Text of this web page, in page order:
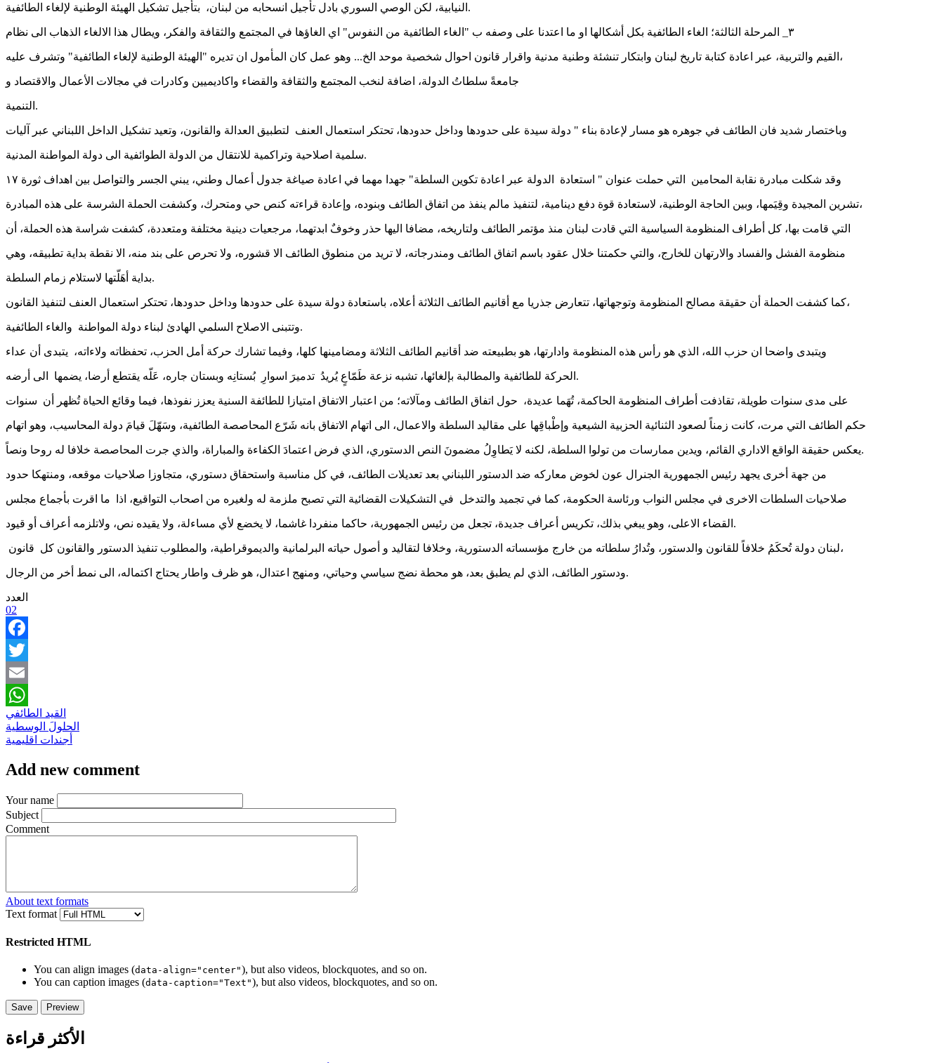
النيابية، لكن الوصي السوري بادل تأجيل انسحابه من لبنان، بتأجيل تشكيل الهيئة الوطنية لإلغاء الطائفية.
٣_ المرحلة الثالثة؛ الغاء الطائفية بكل أشكالها او ما اعتدنا على وصفه ب "الغاء الطائفية من النفوس" اي الغاؤها في المجتمع والثقافة والفكر، ويطال هذا الالغاء الذهاب الى نظام
القيم والتربية، عبر اعادة كتابة تاريخ لبنان وابتكار تنشئة وطنية مدنية واقرار قانون احوال شخصية موحد الخ... وهو عمل كان المأمول ان تديره "الهيئة الوطنية لإلغاء الطائفية" وتشرف عليه،
جامعةً سلطاتُ الدولة، اضافة لنخب المجتمع والثقافة والقضاء واكاديميين وكادرات في مجالات الأعمال والاقتصاد و
التنمية.
وباختصار شديد فان الطائف في جوهره هو مسار لإعادة بناء " دولة سيدة على حدودها وداخل حدودها، تحتكر استعمال العنف لتطبيق العدالة والقانون، وتعيد تشكيل الداخل اللبناني عبر آليات
سلمية اصلاحية وتراكمية للانتقال من الدولة الطوائفية الى دولة المواطنة المدنية.
وقد شكلت مبادرة نقابة المحامين التي حملت عنوان " استعادة الدولة عبر اعادة تكوين السلطة" جهدا مهما في اعادة صياغة جدول أعمال وطني، يبني الجسر والتواصل بين اهداف ثورة ١٧
تشرين المجيدة وقِيَمها، وبين الحاجة الوطنية، لاستعادة قوة دفع دينامية، لتنفيذ مالم ينفذ من اتفاق الطائف وبنوده، وإعادة قراءته كنص حي ومتحرك، وكشفت الحملة الشرسة على هذه المبادرة،
التي قامت بها، كل أطراف المنظومة السياسية التي قادت لبنان منذ مؤتمر الطائف ولتاريخه، مضافا اليها حذر وخوفٌ ابدتهما، مرجعيات دينية مختلفة ومتعددة، كشفت شراسة هذه الحملة، أن
منظومة الفشل والفساد والارتهان للخارج، والتي حكمتنا خلال عقود باسم اتفاق الطائف ومندرجاته، لا تريد من منطوق الطائف الا قشوره، ولا تحرص على بند منه، الا نقطة بداية تطبيقه، وهي
بداية أهَلّتها لاستلام زمام السلطة.
كما كشفت الحملة أن حقيقة مصالح المنظومة وتوجهاتها، تتعارض جذريا مع أقانيم الطائف الثلاثة أعلاه، باستعادة دولة سيدة على حدودها وداخل حدودها، تحتكر استعمال العنف لتنفيذ القانون،
وتتبنى الاصلاح السلمي الهادئ لبناء دولة المواطنة والغاء الطائفية.
ويتبدى واضحا ان حزب الله، الذي هو رأس هذه المنظومة وادارتها، هو بطبيعته ضد أقانيم الطائف الثلاثة ومضامينها كلها، وفيما تشارك حركة أمل الحزب، تحفظاته ولاءاته، يتبدى أن عداء
الحركة للطائفية والمطالبة بإلغائها، تشبه نزعة طَمّاعٍ يُريدُ تدميرَ اسوارِ بُستانِه وبستان جاره، عَلّه يقتطع أرضا، يضمها الى أرضه.
على مدى سنوات طويلة، تقاذفت أطراف المنظومة الحاكمة، تُهَما عديدة، حول اتفاق الطائف ومآلاته؛ من اعتبار الاتفاق امتيازا للطائفة السنية يعزز نفوذها، فيما وقائع الحياة تُظهر أن سنوات
حكم الطائف التي مرت، كانت زمناً لصعود الثنائية الحزبية الشيعية وإطْباقِها على مقاليد السلطة والاعمال، الى اتهام الاتفاق بانه شَرّع المحاصصة الطائفية، وسَهّلَ قيامَ دولة المحاسيب، وهو اتهام
يعكس حقيقة الواقع الاداري القائم، ويدين ممارسات من تولوا السلطة، لكنه لا يَطاوِلُ مضمونَ النص الدستوري، الذي فرض اعتمادَ الكفاءة والمباراة، والذي جرت المحاصصة خلافا له روحا ونصاً.
من جهة أخرى يجهد رئيس الجمهورية الجنرال عون لخوض معاركه ضد الدستور اللبناني بعد تعديلات الطائف، في كل مناسبة واستحقاق دستوري، متجاوزا صلاحيات موقعه، ومنتهكا حدود
صلاحيات السلطات الاخرى في مجلس النواب ورئاسة الحكومة، كما في تجميد والتدخل في التشكيلات القضائية التي تصبح ملزمة له ولغيره من اصحاب التواقيع، اذا ما اقرت بأجماع مجلس
القضاء الاعلى، وهو يبغي بذلك، تكريس أعراف جديدة، تجعل من رئيس الجمهورية، حاكما منفردا غاشما، لا يخضع لأي مساءلة، ولا يقيده نص، ولاتلزمه أعراف أو قيود.
لبنان دولة تُحكَمُ خلافاً للقانون والدستور، وتُدارُ سلطاته من خارج مؤسساته الدستورية، وخلافا لتقاليد و أصول حياته البرلمانية والديموقراطية، والمطلوب تنفيذ الدستور والقانون كل قانون،
ودستور الطائف، الذي لم يطبق بعد، هو محطة نضج سياسي وحياتي، ومنهج اعتدال، هو ظرف واطار يحتاج اكتماله، الى نمط أخر من الرجال.
العدد
02
Facebook
Twitter
Email
WhatsApp
القيد الطائفي
الحلولَ الوسطية
أجندات اقليمية
Add new comment
Your name
Subject
Comment
About text formats
Text format
Restricted HTML
You can align images (data-align="center"), but also videos, blockquotes, and so on.
You can caption images (data-caption="Text"), but also videos, blockquotes, and so on.
الأكثر قراءة